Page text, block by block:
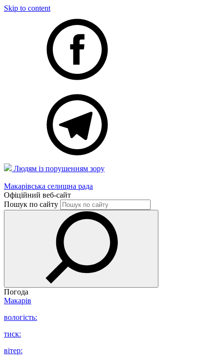
Skip to content
Людям із порушенням зору
Макарівська селищна рада
Офіційний веб-сайт
Пошук по сайту
Погода
Макарів
вологість:
тиск:
вітер: